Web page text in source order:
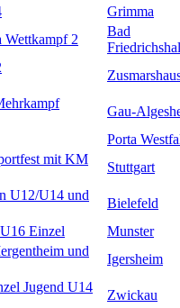
Grimma
2
Bad
Gau-
Porta
mit KM
Stuttgart
U12/U14 und
Bielefeld
Einzel
Munster
und
Igersheim
Jugend U14
Zwickau